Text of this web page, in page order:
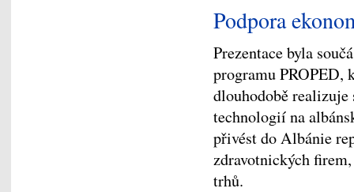
Podpora
Prezentace byla
programu PROPED,
dlouhodobě
technologií na
přivést do Albánie
zdravotnických
trhů.